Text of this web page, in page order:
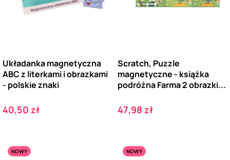
Układanka magnetyczna
ABC z literkami i obrazkami
- polskie znaki
Cena
40,50 zł
Scratch, Puzzle
magnetyczne - książka
podróżna Farma 2 obrazki...
Cena
47,98 zł
NOWY
NOWY